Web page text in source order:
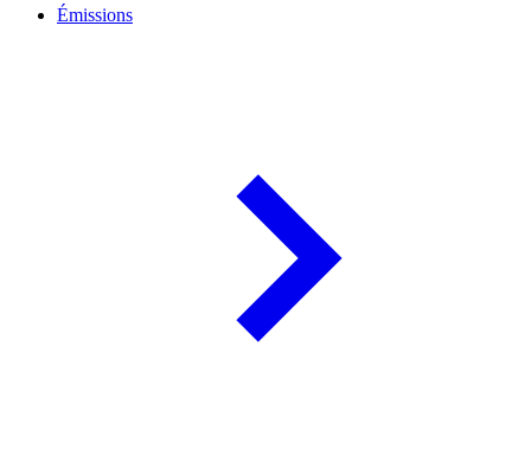
Émissions